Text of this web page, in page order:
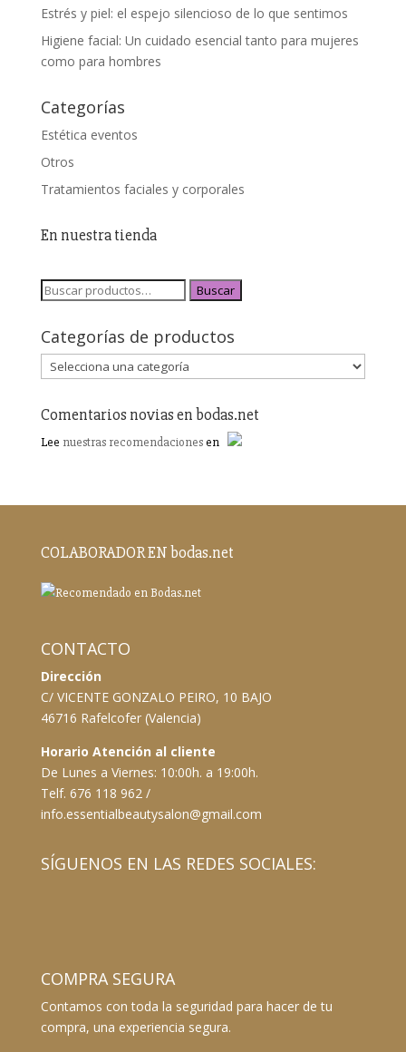
Estrés y piel: el espejo silencioso de lo que sentimos
Higiene facial: Un cuidado esencial tanto para mujeres
como para hombres
Categorías
Estética eventos
Otros
Tratamientos faciales y corporales
En nuestra tienda
Buscar
Categorías de productos
Comentarios novias en bodas.net
Lee nuestras recomendacionesen
COLABORADOR EN bodas.net
CONTACTO
Dirección
C/ VICENTE GONZALO PEIRO, 10 BAJO
46716 Rafelcofer (Valencia)
Horario Atención al cliente
De Lunes a Viernes: 10:00h. a 19:00h.
Telf. 676 118 962 /
info.essentialbeautysalon@gmail.com
SÍGUENOS EN LAS REDES SOCIALES:
COMPRA SEGURA
Contamos con toda la seguridad para hacer de tu
compra, una experiencia segura.